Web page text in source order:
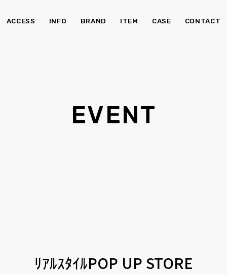
ACCESS INFO BRAND ITEM CASE CONTACT
EVENT
ﾘｱﾙｽﾀｲﾙPOP UP STORE